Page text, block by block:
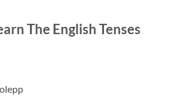
The English Tenses